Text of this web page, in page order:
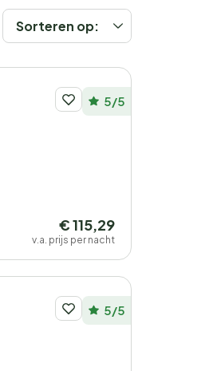
Sorteren op:
5/5
€ 115,29
v.a. prijs per nacht
5/5